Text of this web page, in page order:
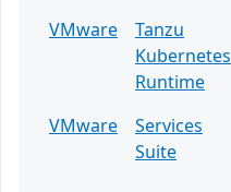
VMware
Tanzu
Kubernetes
Runtime
VMware
Services
Suite